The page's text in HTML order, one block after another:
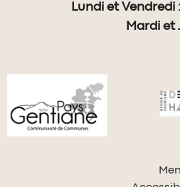
Lundi et Vendredi :
Mardi et